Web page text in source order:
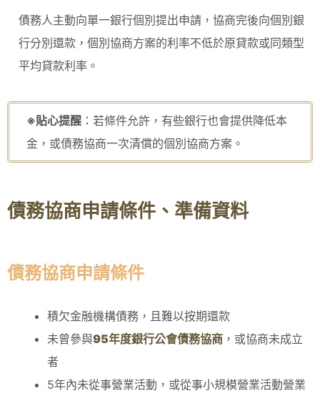
債務人主動向單一銀行個別提出申請，協商完後向個別銀
行分別還款，個別協商方案的利率不低於原貸款或同類型
平均貸款利率。
※貼心提醒 ：若條件允許，有些銀行也會提供降低本
金，或債務協商一次清償的個別協商方案。
債務協商申請條件、準備資料
債務協商申請條件
積欠金融機構債務，且難以按期還款
未曾參與95年度銀行公會債務協商 ，或協商未成立
者
5年內未從事營業活動，或從事小規模營業活動營業